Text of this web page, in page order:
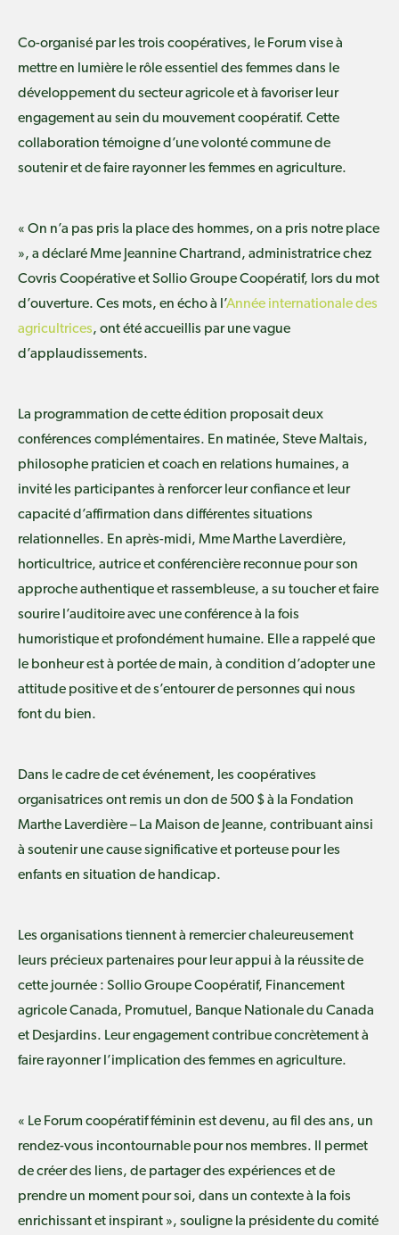
Co-organisé par les trois coopératives, le Forum vise à
mettre en lumière le rôle essentiel des femmes dans le
développement du secteur agricole et à favoriser leur
engagement au sein du mouvement coopératif. Cette
collaboration témoigne d’une volonté commune de
soutenir et de faire rayonner les femmes en agriculture.
« On n’a pas pris la place des hommes, on a pris notre place
», a déclaré Mme Jeannine Chartrand, administratrice chez
Covris Coopérative etSollio Groupe Coopératif, lors du mot
d’ouverture. Ces mots, en écho à l’Année internationale des
agricultrices, ont été accueillis par une vague
d’applaudissements.
La programmation de cette édition proposait deux
conférences complémentaires. En matinée, Steve Maltais,
philosophe praticien et coach en relations humaines, a
invité les participantes à renforcer leur confiance et leur
capacité d’affirmation dans différentes situations
relationnelles. En après-midi, Mme Marthe Laverdière,
horticultrice, autrice et conférencière reconnue pour son
approche authentique et rassembleuse, a su toucher et faire
sourire l’auditoire avec une conférence à la fois
humoristique et profondément humaine. Elle a rappelé que
le bonheur est à portée de main, à condition d’adopter une
attitude positive et de s’entourer de personnes qui nous
font du bien.
Dans le cadre de cet événement, les coopératives
organisatrices ont remis un don de 500 $ à la Fondation
Marthe Laverdière – La Maison de Jeanne, contribuant ainsi
à soutenir une cause significative et porteuse pour les
enfants en situation de handicap.
Les organisations tiennent à remercier chaleureusement
leurs précieux partenaires pour leur appui à la réussite de
cette journée : Sollio Groupe Coopératif, Financement
agricole Canada, Promutuel , Banque Nationale du Canada
et Desjardins. Leur engagement contribue concrètement à
faire rayonner l’implication des femmes en agriculture.
« Le Forum coopératif féminin est devenu, au fil des ans, un
rendez-vous incontournable pour nos membres. Il permet
de créer des liens, de partager des expériences et de
prendre un moment pour soi, dans un contexte à la fois
enrichissant et inspirant », souligne la présidente du comité